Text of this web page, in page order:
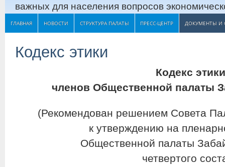
важных для населения вопросов
ГЛАВНАЯ НОВОСТИ СТРУКТУРА ПАЛАТЫ ПРЕСС-ЦЕНТР ДОКУМЕНТЫ И
Кодекс этики
Кодекс
членов Общественной палаты
(Рекомендован решением Совета
к утверждению на
Общественной палаты
четвертого